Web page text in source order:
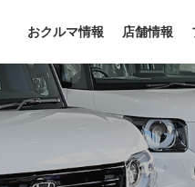
おクルマ情報 店舗情報